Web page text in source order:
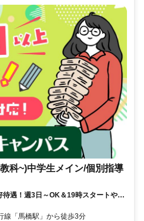
科~)中学生メイン/個別指導
遇！週3日～OK＆19時スタートや
学レベルの数学・英語ができれば
緩行線「馬橋駅」から徒歩3分